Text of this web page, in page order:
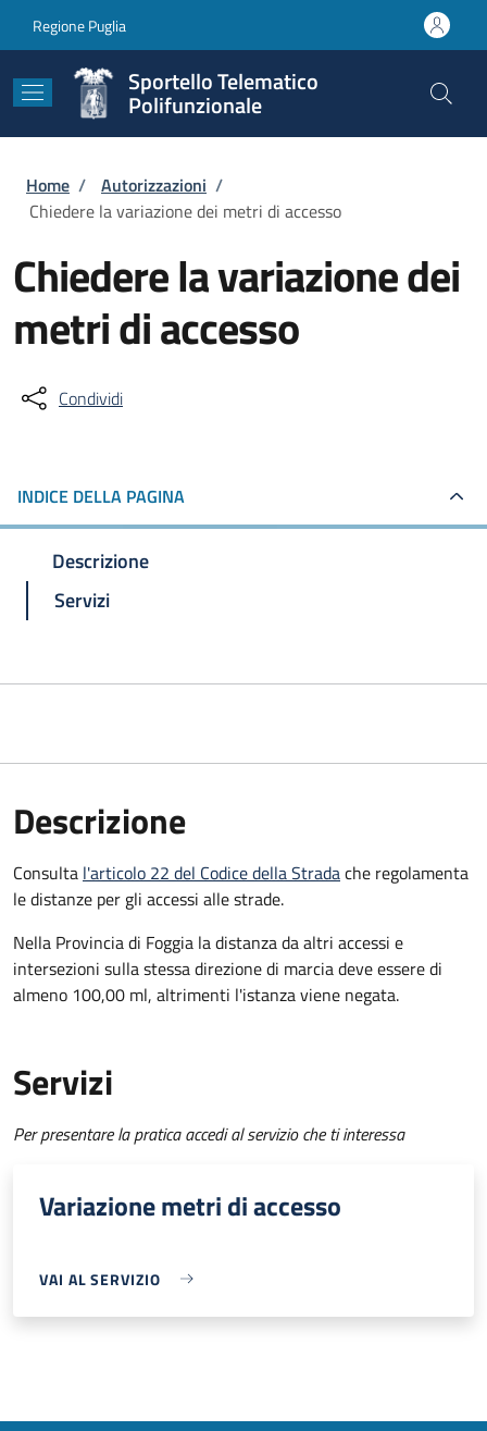
Regione Puglia
Sportello Telematico
Polifunzionale
Briciole di pane
Home / Autorizzazioni /
Chiedere la variazione dei metri di accesso
Chiedere la variazione dei
metri di accesso
Condividi
INDICE DELLA PAGINA
Descrizione
Servizi
Descrizione
Consulta l'articolo 22 del Codice della Stradache regolamenta
le distanze per gli accessi alle strade.
Nella Provincia di Foggia la distanza da altri accessi e
intersezioni sulla stessa direzione di marcia deve essere di
almeno 100,00 ml, altrimenti l'istanza viene negata.
Servizi
Per presentare la pratica accedi al servizio che ti interessa
Variazione metri di accesso
VAI AL SERVIZIO